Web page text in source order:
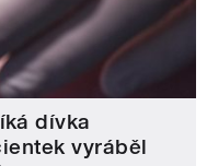
dívka
vyráběl